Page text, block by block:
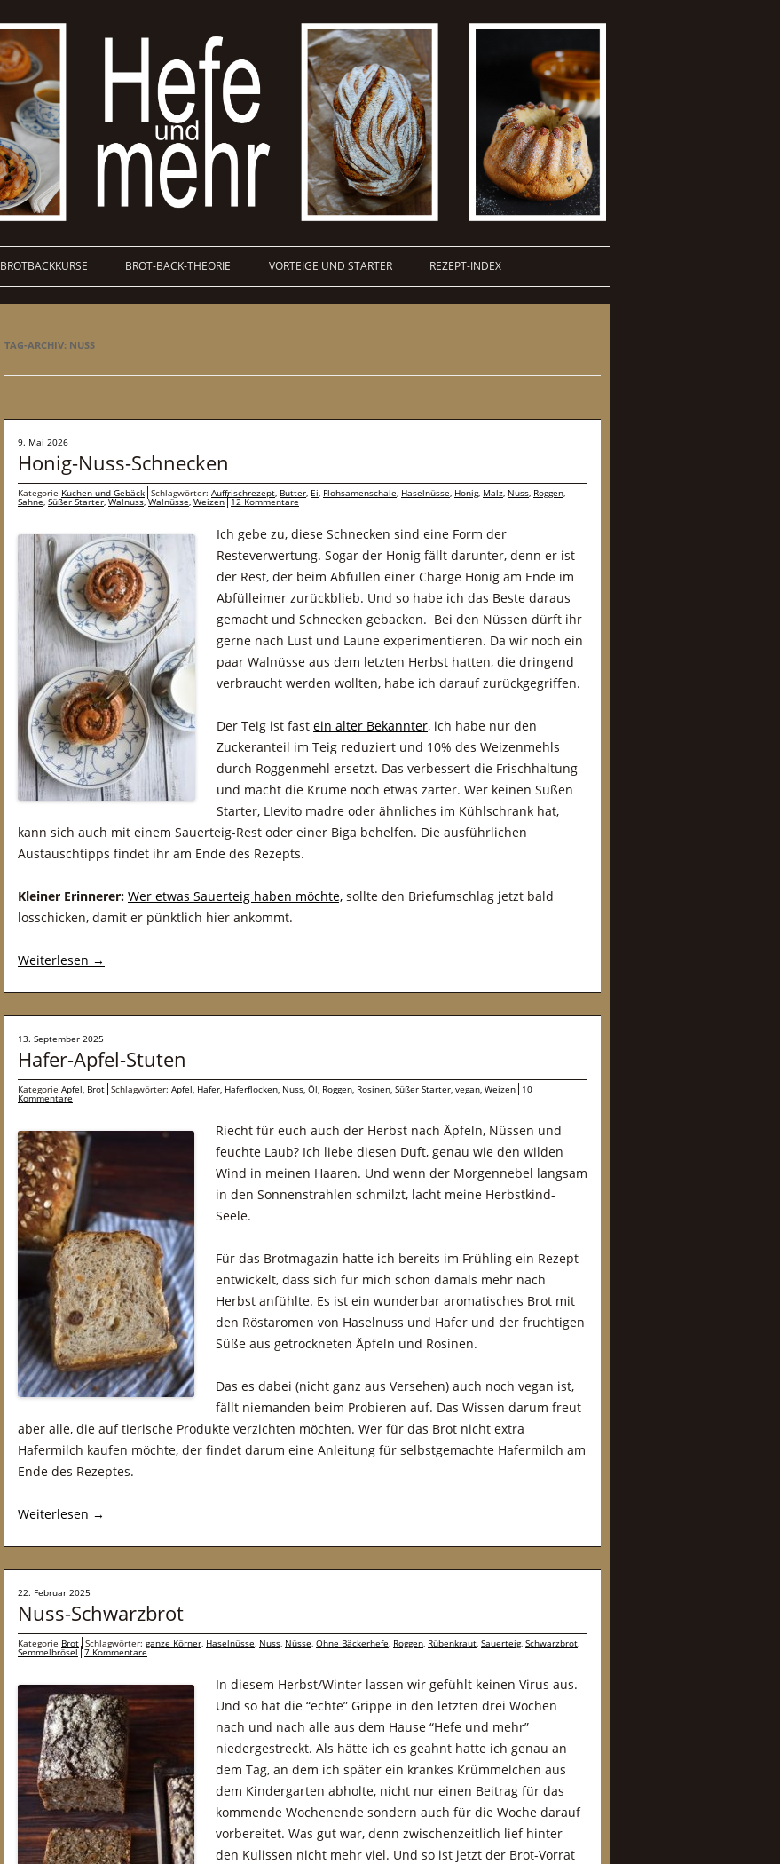
BROTBACKKURSE BROT-BACK-THEORIE VORTEIGE UND STARTER REZEPT-INDEX
TAG-ARCHIV: NUSS
9. Mai 2026
Honig-Nuss-Schnecken
Kategorie Kuchen und Gebäck Schlagwörter: Auffrischrezept, Butter, Ei, Flohsamenschale, Haselnüsse, Honig, Malz, Nuss, Roggen,
Sahne, Süßer Starter,Walnuss,Walnüsse, Weizen 12 Kommentare
Ich gebe zu, diese Schnecken sind eine Form der
Resteverwertung. Sogar der Honig fällt darunter, denn er ist
der Rest, der beim Abfüllen einer Charge Honig am Ende im
Abfülleimer zurückblieb. Und so habe ich das Beste daraus
gemacht und Schnecken gebacken. Bei den Nüssen dürft ihr
gerne nach Lust und Laune experimentieren. Da wir noch ein
paar Walnüsse aus dem letzten Herbst hatten, die dringend
verbraucht werden wollten, habe ich darauf zurückgegriffen.
Der Teig ist fast ein alter Bekannter, ich habe nur den
Zuckeranteil im Teig reduziert und 10% des Weizenmehls
durch Roggenmehl ersetzt. Das verbessert die Frischhaltung
und macht die Krume noch etwas zarter. Wer keinen Süßen
Starter, LIevito madre oder ähnliches im Kühlschrank hat,
kann sich auch mit einem Sauerteig-Rest oder einer Biga behelfen. Die ausführlichen
Austauschtipps findet ihr am Ende des Rezepts.
Kleiner Erinnerer: Wer etwas Sauerteig haben möchte, sollte den Briefumschlag jetzt bald
losschicken, damit er pünktlich hier ankommt.
Weiterlesen →
13. September 2025
Hafer-Apfel-Stuten
Kategorie Apfel, Brot Schlagwörter: Apfel, Hafer, Haferflocken, Nuss, Öl, Roggen, Rosinen, Süßer Starter, vegan, Weizen 10
Kommentare
Riecht für euch auch der Herbst nach Äpfeln, Nüssen und
feuchte Laub? Ich liebe diesen Duft, genau wie den wilden
Wind in meinen Haaren. Und wenn der Morgennebel langsam
in den Sonnenstrahlen schmilzt, lacht meine Herbstkind-
Seele.
Für das Brotmagazin hatte ich bereits im Frühling ein Rezept
entwickelt, dass sich für mich schon damals mehr nach
Herbst anfühlte. Es ist ein wunderbar aromatisches Brot mit
den Röstaromen von Haselnuss und Hafer und der fruchtigen
Süße aus getrockneten Äpfeln und Rosinen.
Das es dabei (nicht ganz aus Versehen) auch noch vegan ist,
fällt niemanden beim Probieren auf. Das Wissen darum freut
aber alle, die auf tierische Produkte verzichten möchten. Wer für das Brot nicht extra
Hafermilch kaufen möchte, der findet darum eine Anleitung für selbstgemachte Hafermilch am
Ende des Rezeptes.
Weiterlesen →
22. Februar 2025
Nuss-Schwarzbrot
Kategorie Brot Schlagwörter: ganze Körner, Haselnüsse, Nuss, Nüsse, Ohne Bäckerhefe, Roggen, Rübenkraut, Sauerteig, Schwarzbrot,
Semmelbrösel 7 Kommentare
In diesem Herbst/Winter lassen wir gefühlt keinen Virus aus.
Und so hat die “echte” Grippe in den letzten drei Wochen
nach und nach alle aus dem Hause “Hefe und mehr”
niedergestreckt. Als hätte ich es geahnt hatte ich genau an
dem Tag, an dem ich später ein krankes Krümmelchen aus
dem Kindergarten abholte, nicht nur einen Beitrag für das
kommende Wochenende sondern auch für die Woche darauf
vorbereitet. Was gut war, denn zwischenzeitlich lief hinter
den Kulissen nicht mehr viel. Und so ist jetzt der Brot-Vorrat